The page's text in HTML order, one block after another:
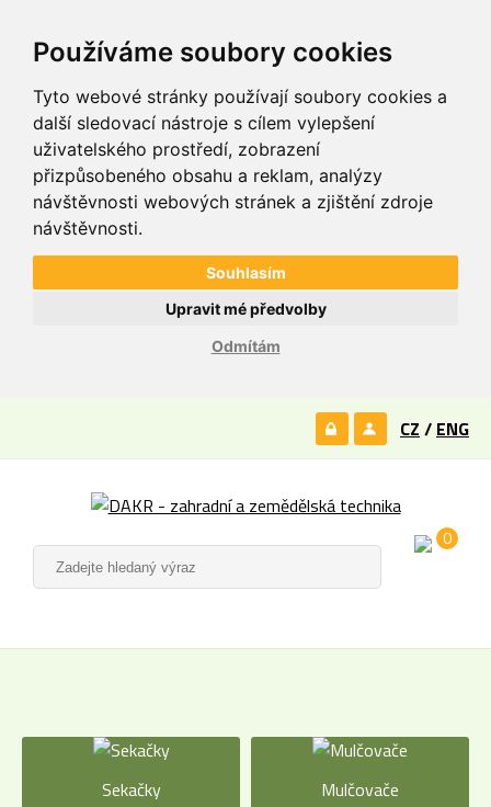
Používáme soubory cookies
Tyto webové stránky používají soubory cookies a
další sledovací nástroje s cílem vylepšení
uživatelského prostředí, zobrazení
přizpůsobeného obsahu a reklam, analýzy
návštěvnosti webových stránek a zjištění zdroje
návštěvnosti.
Souhlasím
Odmítám
Upravit mé předvolby
CZ / ENG
0
Sekačky Mulčovače